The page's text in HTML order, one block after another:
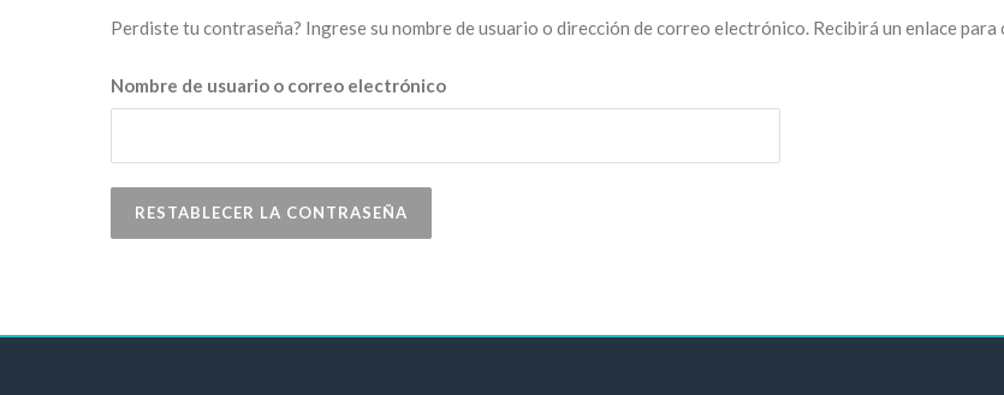
Perdiste tu contraseña? Ingrese su nombre de usuario o dirección de correo electrónico. Recibirá un enlace
Nombre de usuario o correo electrónico
RESTABLECER LA CONTRASEÑA